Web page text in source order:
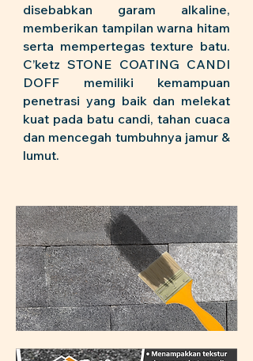
disebabkan garam alkaline,
memberikan tampilan warna hitam
serta mempertegas texture batu.
C’ketz STONE COATING CANDI
DOFF memiliki kemampuan
penetrasi yang baik dan melekat
kuat pada batu candi, tahan cuaca
dan mencegah tumbuhnya jamur &
lumut.